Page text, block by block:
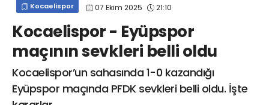
Kocaelispor 07 Ekim 2025 21:10
Kocaelispor - Eyüpspor
maçının sevkleri belli oldu
Kocaelispor’un sahasında 1-0 kazandığı
Eyüpspor maçında PFDK sevkleri belli oldu. İşte
info@spor41.com